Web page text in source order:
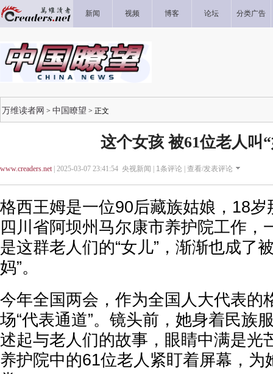
新闻 视频 博客 论坛 分类广告
万维读者网 > 中国瞭望 > 正文
这个女孩 被61位老人叫
www.creaders.net| 2025-03-07 23:41:54 央视新闻 | 1条评论 | 查看/发表评论
格西王姆是一位90后藏族姑娘，18
四川省阿坝州马尔康市养护院工作，
是这群老人们的“女儿”，渐渐也成了
妈”。
今年全国两会，作为全国人大代表的
场“代表通道”。镜头前，她身着民族
述起与老人们的故事，眼睛中满是光
养护院中的61位老人紧盯着屏幕，为